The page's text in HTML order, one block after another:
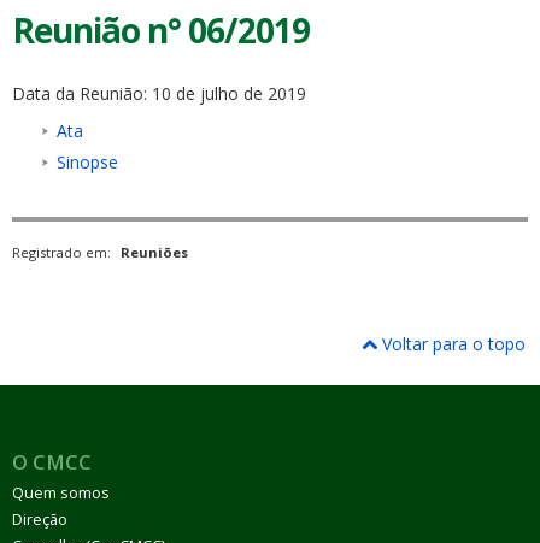
Reunião n° 06/2019
Data da Reunião: 10 de julho de 2019
Ata
Sinopse
Registrado em: Reuniões
Voltar para o topo
O CMCC
Quem somos
Direção